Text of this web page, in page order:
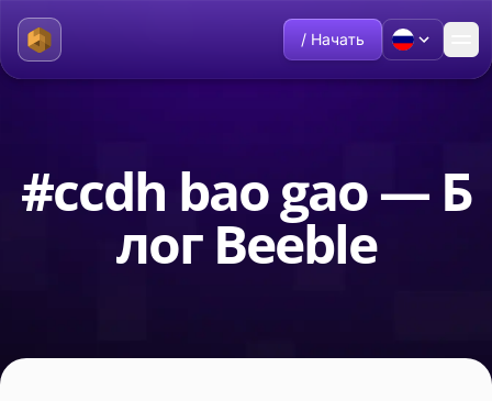
/ Начать
#ccdh bao gao — Б
лог Beeble